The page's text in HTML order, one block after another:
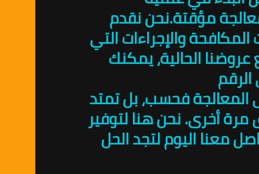
مؤقتة.نحن نقدم
والإجراءات التي
الحالية، يمكنك
على المعالجة فحسب، بل تمتد
أخرى. نحن هنا لتوفير
معنا اليوم لتجد الحل